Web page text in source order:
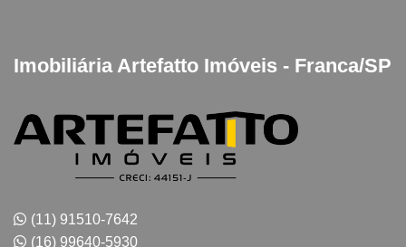
Imobiliária Artefatto Imóveis - Franca/SP
(11) 91510-7642
(16) 99640-5930